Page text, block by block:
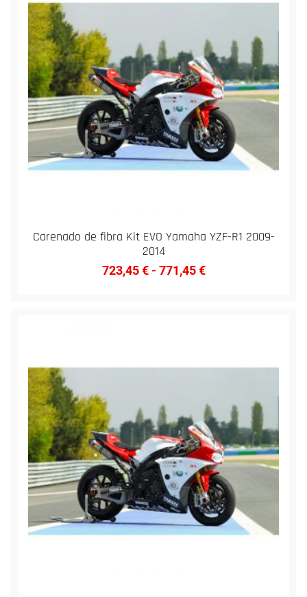
Carenado de fibra Kit EVO Yamaha YZF-R1 2009-
2014
723,45€ - 771,45€